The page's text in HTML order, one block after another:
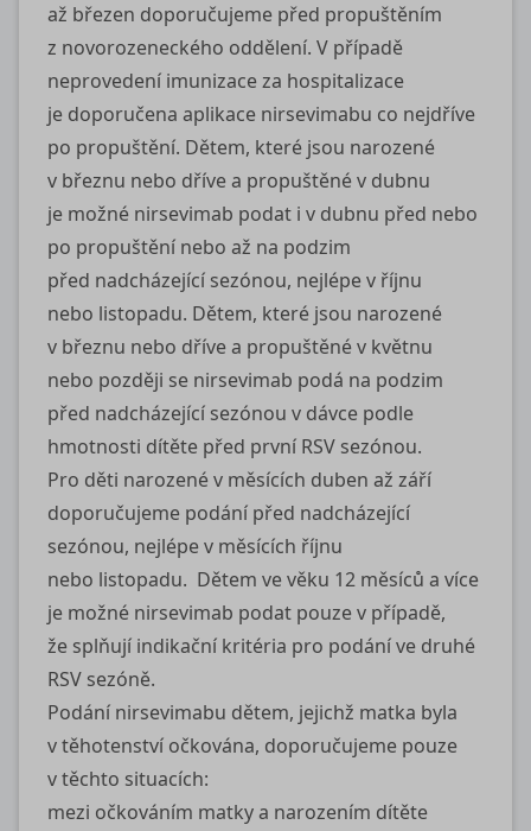
až březen doporučujeme před propuštěním
z novorozeneckého oddělení. V případě
neprovedení imunizace za hospitalizace
je doporučena aplikace nirsevimabu co nejdříve
po propuštění. Dětem, které jsou narozené
v březnu nebo dříve a propuštěné v dubnu
je možné nirsevimab podat i v dubnu před nebo
po propuštění nebo až na podzim
před nadcházející sezónou, nejlépe v říjnu
nebo listopadu. Dětem, které jsou narozené
v březnu nebo dříve a propuštěné v květnu
nebo později se nirsevimab podá na podzim
před nadcházející sezónou v dávce podle
hmotnosti dítěte před první RSV sezónou.
Pro děti narozené v měsících duben až září
doporučujeme podání před nadcházející
sezónou, nejlépe v měsících říjnu
nebo listopadu. Dětem ve věku 12 měsíců a více
je možné nirsevimab podat pouze v případě,
že splňují indikační kritéria pro podání ve druhé
RSV sezóně.
Podání nirsevimabu dětem, jejichž matka byla
v těhotenství očkována, doporučujeme pouze
v těchto situacích:
mezi očkováním matky a narozením dítěte